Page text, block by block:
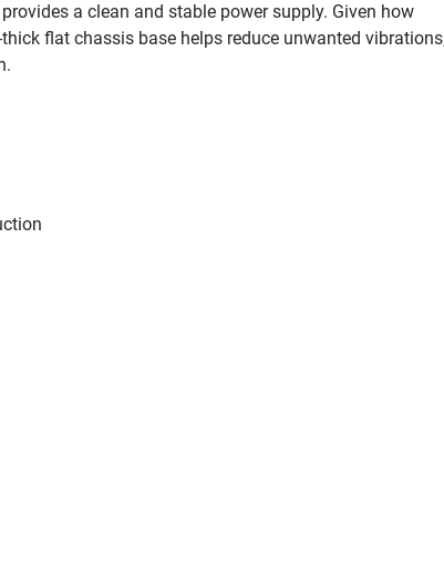
a clean and stable power supply. Given how
flat chassis base helps reduce unwanted